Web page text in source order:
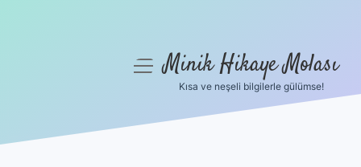
menüyüMinik Hikaye Molası
Kısa ve neşeli bilgilerle gülümse!